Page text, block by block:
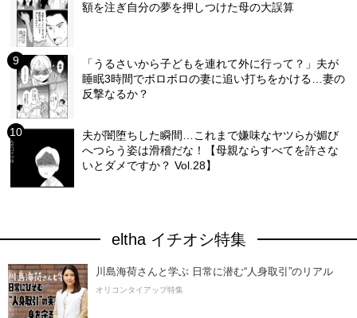
額を注ぎ自分の夢を押しつけた母の大誤算
「うるさいから子どもを連れて外に行って？」夫が
睡眠3時間でボロボロの妻に追い打ちをかける…妻の
反撃なるか？
夫が闇堕ちした瞬間…これまで嫌味なヤツらが媚び
へつらう姿は滑稽だな！【母親ならすべてを許さな
いとダメですか？ Vol.28】
eltha イチオシ特集
川島海荷さんと学ぶ 日常に潜む“人身取引”のリアル
オリコンタイアップ特集